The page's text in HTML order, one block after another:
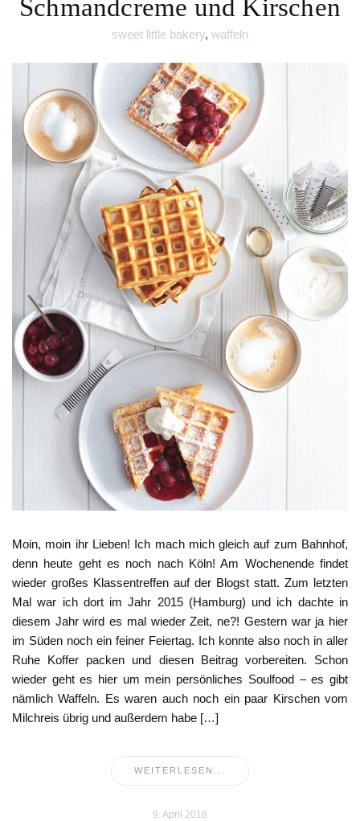
Schmandcreme und Kirschen
sweet little bakery, waffeln
Moin, moin ihr Lieben! Ich mach mich gleich auf zum Bahnhof,
denn heute geht es noch nach Köln! Am Wochenende findet
wieder großes Klassentreffen auf der Blogst statt. Zum letzten
Mal war ich dort im Jahr 2015 (Hamburg) und ich dachte in
diesem Jahr wird es mal wieder Zeit, ne?! Gestern war ja hier
im Süden noch ein feiner Feiertag. Ich konnte also noch in aller
Ruhe Koffer packen und diesen Beitrag vorbereiten. Schon
wieder geht es hier um mein persönliches Soulfood – es gibt
nämlich Waffeln. Es waren auch noch ein paar Kirschen vom
Milchreis übrig und außerdem habe […]
WEITERLESEN...
9. April 2018